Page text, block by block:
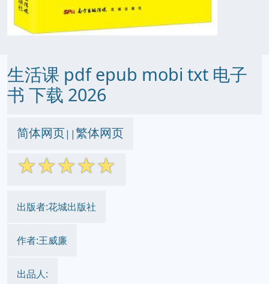
生活课 pdf epub mobi txt 电子
书 下载 2026
简体网页||繁体网页
☆☆☆☆☆
出版者:花城出版社
作者:王威廉
出品人: